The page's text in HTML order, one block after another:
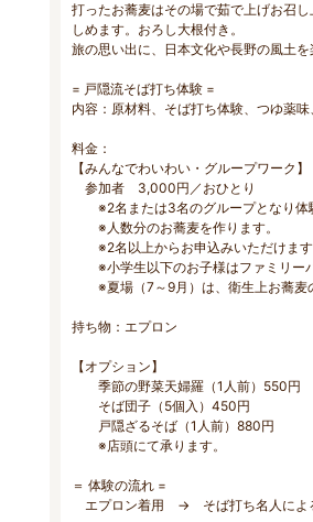
打ったお蕎麦はその場で茹で上げお召
しめます。おろし大根付き。
旅の思い出に、日本文化や長野の風土を
= 戸隠流そば打ち体験 =
内容：原材料、そば打ち体験、つゆ薬
料金：
【みんなでわいわい・グループワーク】
参加者 3,000円／おひとり
※2名または3名のグループとな
※人数分のお蕎麦を作ります。
※2名以上からお申込みいただけます
※小学生以下のお子様はファミリーパ
※夏場（7～9月）は、衛生上お蕎麦
持ち物：エプロン
【オプション】
季節の野菜天婦羅（1人前）550円
そば団子（5個入）450円
戸隠ざるそば（1人前）880円
※店頭にて承ります。
＝ 体験の流れ =
エプロン着用 → そば打ち名人によ